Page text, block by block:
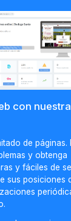
con
de páginas.
y obtenga
y fáciles de
sus posiciones